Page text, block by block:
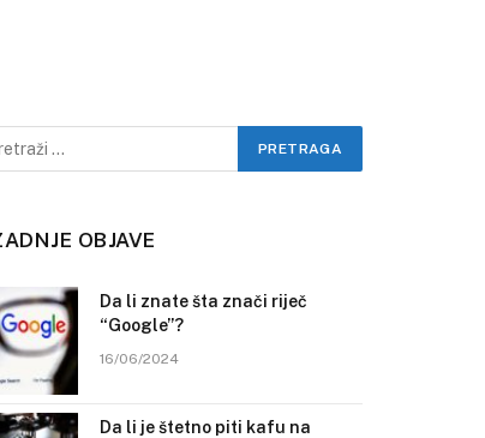
OBJAVE
Da li znate šta znači riječ
“Google”?
16/06/2024
Da li je štetno piti kafu na